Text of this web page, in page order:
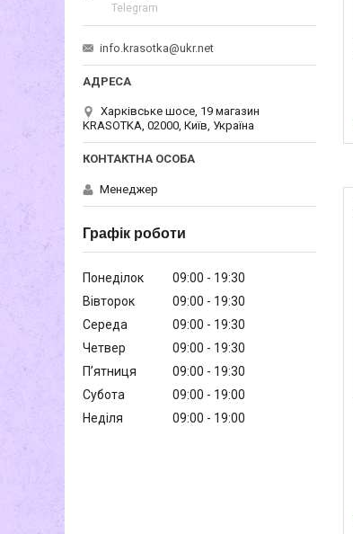
Telegram
info.krasotka@ukr.net
Харківське шосе, 19 магазин
KRASOTKA, 02000, Київ, Україна
Менеджер
Графік роботи
Понеділок 09:00
19:30
Вівторок
09:00
19:30
Середа
09:00
19:30
Четвер
09:00
19:30
Пʼятниця
09:00
19:30
Субота
09:00
19:00
Неділя
09:00 19:00